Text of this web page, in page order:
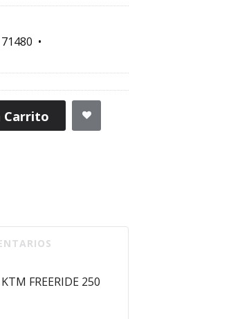
•
Carrito
FREERIDE 250